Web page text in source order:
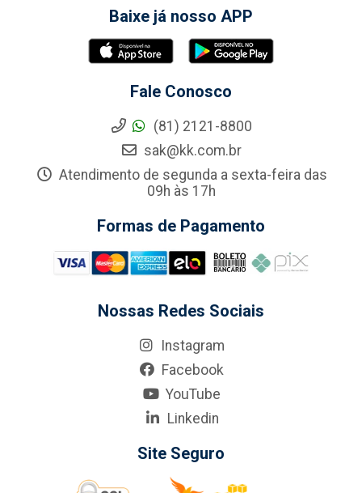
Baixe já nosso APP
Fale Conosco
(81) 2121-8800
sak@kk.com.br
Atendimento de segunda a sexta-feira das
09h às 17h
Formas de Pagamento
Nossas Redes Sociais
Instagram
Facebook
YouTube
Linkedin
Site Seguro